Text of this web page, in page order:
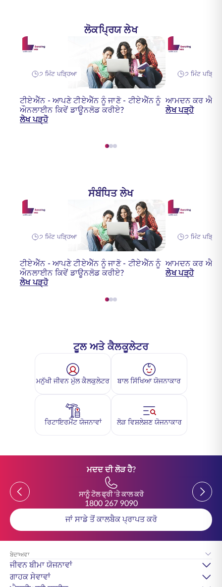
ਲੋਕਪ੍ਰਿਯ ਲੇਖ
੭ ਮਿੰਟ ਪੜ੍ਹਿਆ
ਟੀਏਐੱਨ - ਆਪਣੇ ਟੀਏਐੱਨ ਨੂੰ ਜਾਣੋ - ਟੀਏਐੱਨ ਨੂੰ
ਔਨਲਾਈਨ ਕਿਵੇਂ ਡਾਊਨਲੋਡ ਕਰੀਏ?
ਲੇਖ ਪੜ੍ਹੋ
੭ ਮਿੰਟ
ਆਮਦਨ ਕਰ ਐਕਟ
ਲੇਖ ਪੜ੍ਹੋ
ਸੰਬੰਧਿਤ ਲੇਖ
੭ ਮਿੰਟ ਪੜ੍ਹਿਆ
ਟੀਏਐੱਨ - ਆਪਣੇ ਟੀਏਐੱਨ ਨੂੰ ਜਾਣੋ - ਟੀਏਐੱਨ ਨੂੰ
ਔਨਲਾਈਨ ਕਿਵੇਂ ਡਾਊਨਲੋਡ ਕਰੀਏ?
ਲੇਖ ਪੜ੍ਹੋ
੭ ਮਿੰਟ
ਆਮਦਨ ਕਰ ਐਕਟ
ਲੇਖ ਪੜ੍ਹੋ
ਟੂਲ ਅਤੇ ਕੈਲਕੂਲੇਟਰ
ਮਨੁੱਖੀ ਜੀਵਨ ਮੁੱਲ ਕੈਲਕੁਲੇਟਰ ਬਾਲ ਸਿੱਖਿਆ ਯੋਜਨਾਕਾਰ
ਰਿਟਾਇਰਮੈਂਟ ਯੋਜਨਾਵਾਂ ਲੋੜ ਵਿਸ਼ਲੇਸ਼ਣ ਯੋਜਨਾਕਾਰ
ਮਦਦ ਦੀ ਲੋੜ ਹੈ?
Previous
ਸਾਨੂੰ ਟੋਲ ਫ੍ਰੀ 'ਤੇ ਕਾਲ ਕਰੋ
1800 267 9090
Previous
ਜਾਂ ਸਾਡੇ ਤੋਂ ਕਾਲਬੈਕ ਪ੍ਰਾਪਤ ਕਰੋ
ਬੇਦਾਅਵਾ
ਜੀਵਨ ਬੀਮਾ ਯੋਜਨਾਵਾਂ
ਗਾਹਕ ਸੇਵਾਵਾਂ